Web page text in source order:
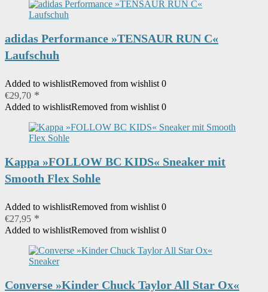
adidas Performance »TENSAUR RUN C«
Laufschuh
Added to wishlistRemoved from wishlist 0
€29,70
Added to wishlistRemoved from wishlist 0
Kappa »FOLLOW BC KIDS« Sneaker mit
Smooth Flex Sohle
Added to wishlistRemoved from wishlist 0
€27,95
Added to wishlistRemoved from wishlist 0
Converse »Kinder Chuck Taylor All Star Ox«